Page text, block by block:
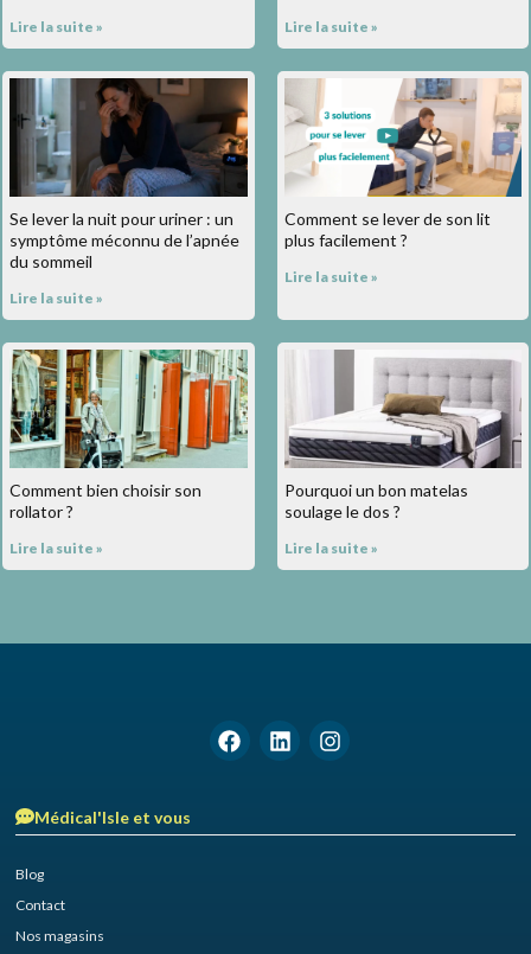
Lire la suite » Lire la suite »
Se lever la nuit pour uriner : un
symptôme méconnu de l’apnée
du sommeil
Lire la suite »
Comment se lever de son lit
plus facilement ?
Lire la suite »
Comment bien choisir son
rollator ?
Lire la suite »
Pourquoi un bon matelas
soulage le dos ?
Lire la suite »
Médical'Isle et vous
Blog
Contact
Nos magasins